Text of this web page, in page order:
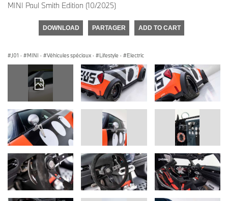
MINI Paul Smith Edition (10/2025)
DOWNLOAD PARTAGER ADD TO CART
J01 · MINI · Véhicules spéciaux · Lifestyle · Electric